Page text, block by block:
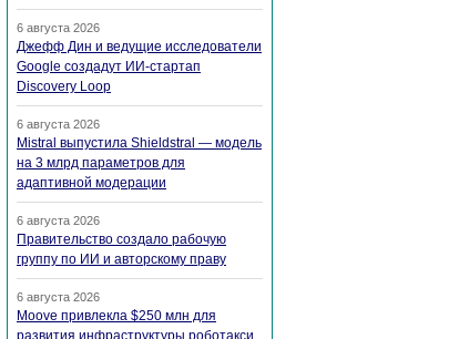
6 августа 2026
Джефф Дин и ведущие исследователи
Google создадут ИИ-стартап
Discovery Loop
6 августа 2026
Mistral выпустила Shieldstral — модель
на 3 млрд параметров для
адаптивной модерации
6 августа 2026
Правительство создало рабочую
группу по ИИ и авторскому праву
6 августа 2026
Moove привлекла $250 млн для
развития инфраструктуры роботакси